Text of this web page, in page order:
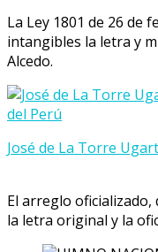
La Ley 1801 de 26 de
intangibles la letra y
Alcedo.
José de La Torre
El arreglo oficializado,
la letra original y la